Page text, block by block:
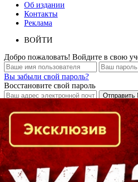
Об издании
Контакты
Реклама
ВОЙТИ
Добро пожаловать! Войдите в свою
Вы забыли свой пароль?
Восстановите свой пароль
Кто есть кто в Байкальском регионе